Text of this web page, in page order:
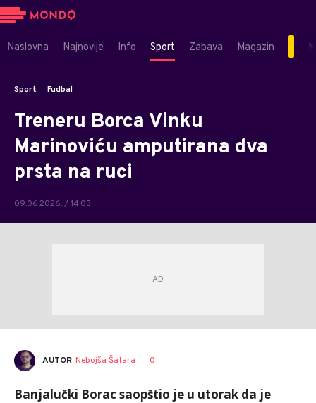
Naslovna Najnovije Info Sport Zabava Magazin
Sport Fudbal
Treneru Borca Vinku
Marinoviću amputirana dva
prsta na ruci
09.06.2026. / 14:03
AUTOR Nebojša Šatara 0
Banjalučki Borac saopštio je u utorak da je